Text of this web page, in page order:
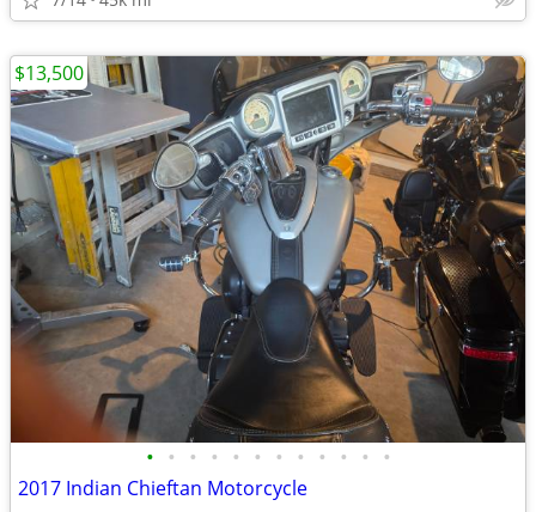
• • • • • • • • • • • •
2017 Indian Chieftan Motorcycle
$13,500